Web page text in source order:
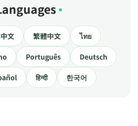
文 繁體中文 ไทย
Português Deutsch
हिन्दी 한국어